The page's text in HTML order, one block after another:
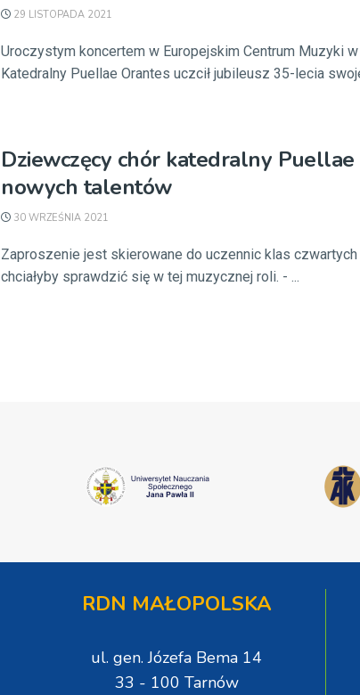
29 LISTOPADA 2021
Uroczystym koncertem w Europejskim Centrum Muzyki
Katedralny Puellae Orantes uczcił jubileusz 35-lecia
Dziewczęcy chór katedralny
nowych talentów
30 WRZEŚNIA 2021
Zaproszenie jest skierowane do uczennic klas
chciałyby sprawdzić się w tej muzycznej roli. - ...
RDN MAŁOPOLSKA
ul. gen. Józefa Bema 14
33 - 100 Tarnów